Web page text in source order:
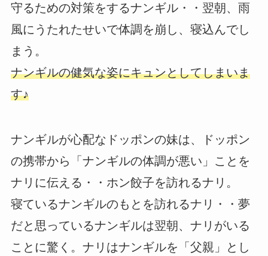
守るための対策をするナンギル・・翌朝、雨
風にうたれたせいで体調を崩し、寝込んでし
まう。
ナンギルの健気な姿にキュンとしてしまいま
す♪
ナンギルが心配なドッポンの妹は、ドッポン
の携帯から「ナンギルの体調が悪い」ことを
ナリに伝える・・ホン餃子を訪れるナリ。
寝ているナンギルのもとを訪れるナリ・・夢
だと思っているナンギルは翌朝、ナリがいる
ことに驚く。ナリはナンギルを「父親」とし